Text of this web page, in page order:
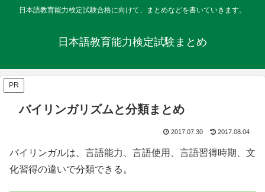
日本語教育能力検定試験合格に向けて、まとめなどを書いていきます。
日本語教育能力検定試験まとめ
PR
バイリンガリズムと分類まとめ
2017.07.30 2017.08.04
バイリンガルは、言語能力、言語使用、言語習得時期、文
化習得の違いで分類できる。